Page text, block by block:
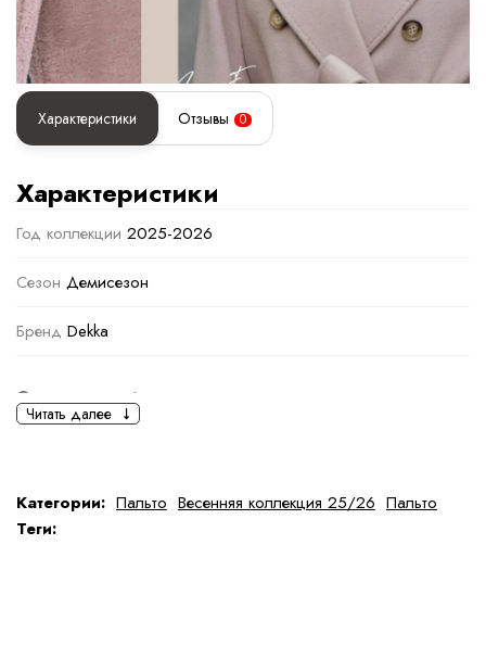
Характеристики Отзывы 0
Характеристики
Год коллекции 2025-2026
Сезон Демисезон
Бренд Dekka
Основная информация
Ткань Шерсть
Состав ткани
Читать далее
Категории: Пальто Весенняя коллекция 25/26 Пальто
Теги: